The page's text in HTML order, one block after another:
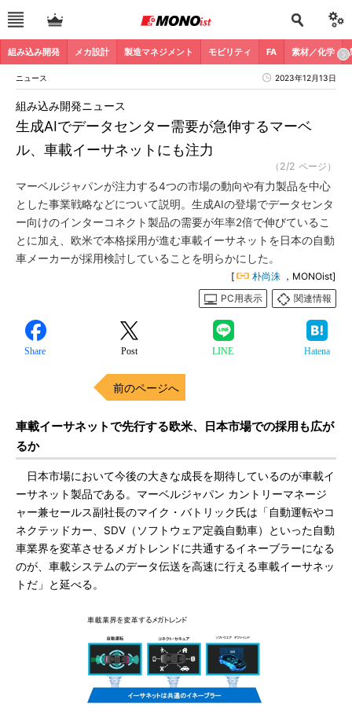
組み込み開発 メカ設計 製造マネジメント モビリティ FA 素材／化学
ニュース 2023年12月13日
生成AIでデータセンター需要が急伸するマーベ
ル、車載イーサネットにも注力
組み込み開発ニュース
（2/2 ページ）
マーベルジャパンが注力する4つの市場の動向や有力製品を中心
とした事業戦略などについて説明。生成AIの登場でデータセンタ
ー向けのインターコネクト製品の需要が年率2倍で伸びているこ
とに加え、欧米で本格採用が進む車載イーサネットを日本の自動
車メーカーが採用検討していることを明らかにした。
[ 朴尚洙 ，MONOist]
PC用表示
関連情報
Share Post LINE Hatena
前のページへ
車載イーサネットで先行する欧米、日本市場での採用も広が
るか
日本市場において今後の大きな成長を期待しているのが車載イ
ーサネット製品である。マーベルジャパン カントリーマネージ
ャー兼セールス副社長のマイク・バトリック氏は「自動運転やコ
ネクテッドカー、SDV（ソフトウェア定義自動車）といった自動
車業界を変革させるメガトレンドに共通するイネーブラーになる
のが、車載システムのデータ伝送を高速に行える車載イーサネッ
トだ」と延べる。